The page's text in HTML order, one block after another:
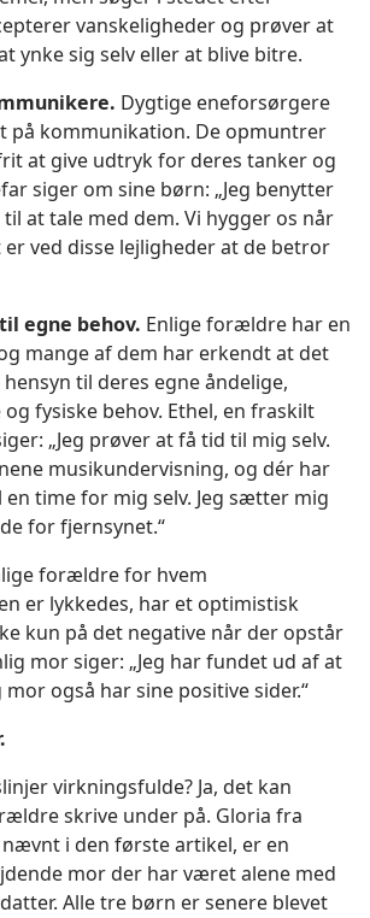
vanskeligheder og prøver at
ynke sig selv eller at blive bitre.
Dygtige eneforsørgere
kommunikation. De opmuntrer
at give udtryk for deres tanker og
siger om sine børn: „Jeg benytter
at tale med dem. Vi hygger os når
er ved disse lejligheder at de betror
egne behov. Enlige forældre har en
mange af dem har erkendt at det
til deres egne åndelige,
fysiske behov. Ethel, en fraskilt
„Jeg prøver at få tid til mig selv.
musikundervisning, og dér har
time for mig selv. Jeg sætter mig
for fjernsynet.“
forældre for hvem
er lykkedes, har et optimistisk
kun på det negative når der opstår
mor siger: „Jeg har fundet ud af at
også har sine positive sider.“
virkningsfulde? Ja, det kan
skrive under på. Gloria fra
i den første artikel, er en
mor der har været alene med
Alle tre børn er senere blevet